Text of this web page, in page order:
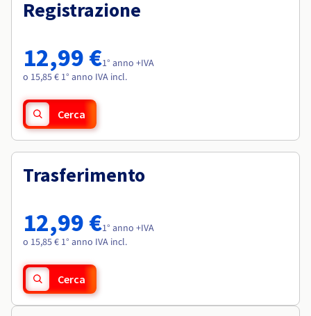
Tariffe
Roadmap & Changelog
Osservabilità
Roadmap & Changelog
Roadmap & Changelog
Roadmap & Changelog
Roadmap & Changelog
Registrazione
12,99 €1° anno +IVA
o 15,85 € 1° anno IVA incl.
Cerca
Trasferimento
12,99 €1° anno +IVA
o 15,85 € 1° anno IVA incl.
Cerca